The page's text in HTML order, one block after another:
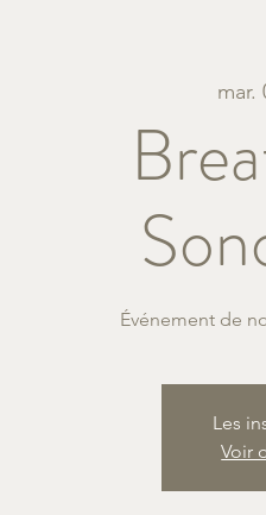
mar.
Événement de
Les
Voir